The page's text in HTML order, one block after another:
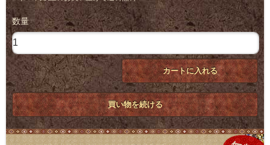
数量
カートに入れる
買い物を続ける